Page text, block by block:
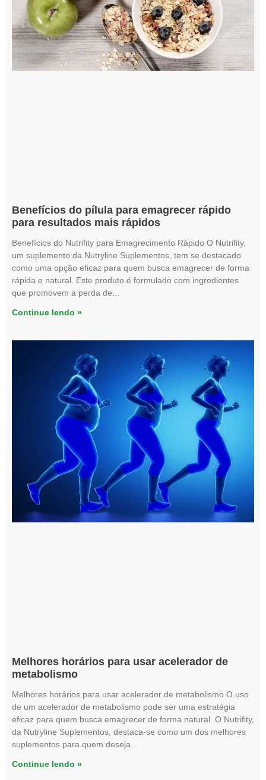
Benefícios do pílula para emagrecer rápido
para resultados mais rápidos
Benefícios do Nutrifity para Emagrecimento Rápido O Nutrifity,
um suplemento da Nutryline Suplementos, tem se destacado
como uma opção eficaz para quem busca emagrecer de forma
rápida e natural. Este produto é formulado com ingredientes
que promovem a perda de
Continue lendo »
Melhores horários para usar acelerador de
metabolismo
Melhores horários para usar acelerador de metabolismo O uso
de um acelerador de metabolismo pode ser uma estratégia
eficaz para quem busca emagrecer de forma natural. O Nutrifity,
da Nutryline Suplementos, destaca-se como um dos melhores
suplementos para quem deseja
Continue lendo »